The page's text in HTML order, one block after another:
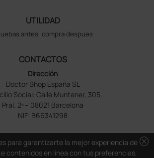
UTILIDAD
antes, compra despues
CONTACTOS
Dirección
Doctor Shop España SL
Social: Calle Muntaner, 305,
Pral. 2ª – 08021 Barcelona
NIF: B66341298
cancel
para garantizarte la mejor experiencia de
contenidos en línea con tus preferencias,